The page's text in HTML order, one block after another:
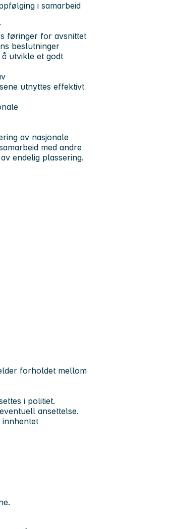
i samarbeid
føringer for avsnittet
beslutninger
utvikle et godt
utnyttes effektivt
av nasjonale
med andre
endelig plassering.
forholdet mellom
i politiet.
ansettelse.
innhentet